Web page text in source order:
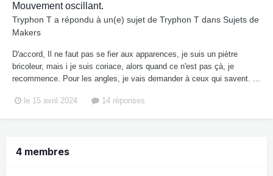
Mouvement oscillant.
Tryphon T a répondu à un(e) sujet de Tryphon T dans Sujets de
Makers
D'accord, Il ne faut pas se fier aux apparences, je suis un piètre
bricoleur, mais i je suis coriace, alors quand ce n'est pas çà, je
recommence. Pour les angles, je vais demander à ceux qui savent. ...
le 15 avril 2024 14 réponses
4 membres